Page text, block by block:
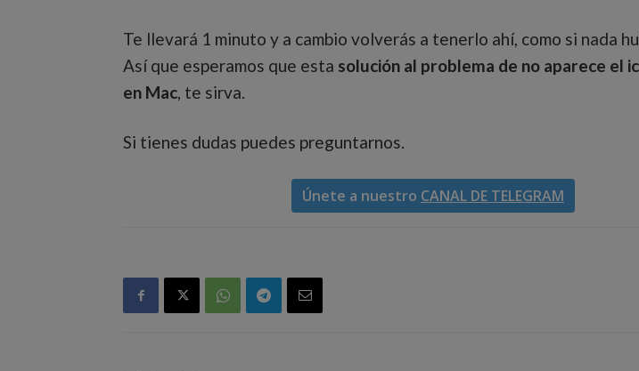
Te llevará 1 minuto y a cambio volverás a tenerlo ahí, como si nada
Así que esperamos que esta solución al problema de no aparece el
en Mac, te sirva.
Si tienes dudas puedes preguntarnos.
Únete a nuestro CANAL DE TELEGRAM